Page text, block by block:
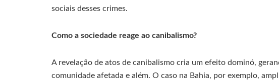
sociais desses crimes.
Como a sociedade reage ao canibalismo?
A revelação de atos de canibalismo cria um efeito dominó,
comunidade afetada e além. O caso na Bahia, por exemplo,